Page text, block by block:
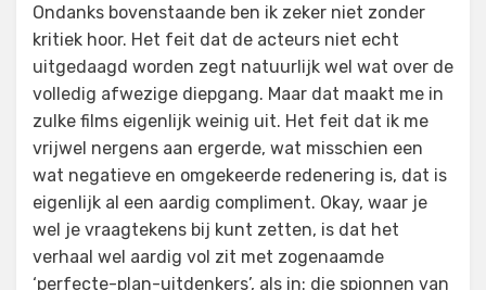
Ondanks bovenstaande ben ik zeker niet zonder
kritiek hoor. Het feit dat de acteurs niet echt
uitgedaagd worden zegt natuurlijk wel wat over de
volledig afwezige diepgang. Maar dat maakt me in
zulke films eigenlijk weinig uit. Het feit dat ik me
vrijwel nergens aan ergerde, wat misschien een
wat negatieve en omgekeerde redenering is, dat is
eigenlijk al een aardig compliment. Okay, waar je
wel je vraagtekens bij kunt zetten, is dat het
verhaal wel aardig vol zit met zogenaamde
‘perfecte-plan-uitdenkers’, als in: die spionnen van